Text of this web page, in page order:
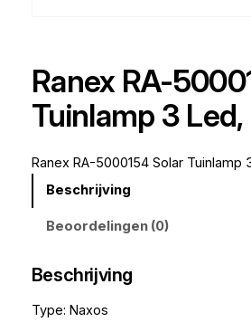
Ranex RA-
Tuinlamp 3 Led,
Ranex RA-5000154 Solar Tuinlamp
Beschrijving
Beoordelingen (0)
Beschrijving
Type: Naxos